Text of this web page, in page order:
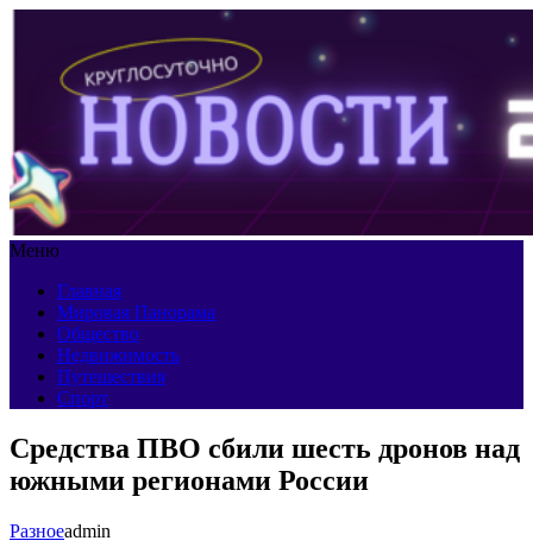
Меню
Главная
Мировая Панорама
Общество
Недвижимость
Путешествия
Спорт
Средства ПВО сбили шесть дронов над
южными регионами России
Разноеadmin